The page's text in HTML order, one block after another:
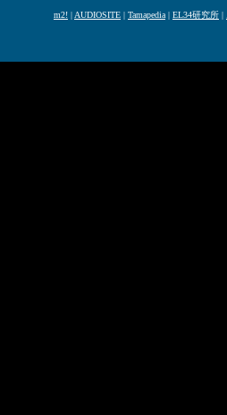
m2! | AUDIOSITE | Tamapedia | EL34研究所 |